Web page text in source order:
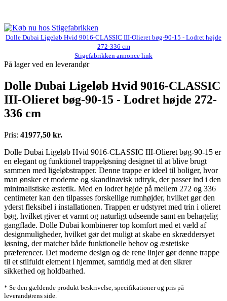
Dolle Dubai Ligeløb Hvid 9016-CLASSIC III-Olieret bøg-90-15 - Lodret højde
272-336 cm
Stigefabrikken annonce link
På lager ved en leverandør
Dolle Dubai Ligeløb Hvid 9016-CLASSIC
III-Olieret bøg-90-15 - Lodret højde 272-
336 cm
Pris: 41977,50 kr.
Dolle Dubai Ligeløb Hvid 9016-CLASSIC III-Olieret bøg-90-15 er
en elegant og funktionel trappeløsning designet til at blive brugt
sammen med ligeløbstrapper. Denne trappe er ideel til boliger, hvor
man ønsker et moderne og skandinavisk udtryk, der passer ind i den
minimalistiske æstetik. Med en lodret højde på mellem 272 og 336
centimeter kan den tilpasses forskellige rumhøjder, hvilket gør den
yderst fleksibel i installationen. Trappen er udstyret med trin i olieret
bøg, hvilket giver et varmt og naturligt udseende samt en behagelig
gangflade. Dolle Dubai kombinerer top komfort med et væld af
designmuligheder, hvilket gør det muligt at skabe en skræddersyet
løsning, der matcher både funktionelle behov og æstetiske
præferencer. Det moderne design og de rene linjer gør denne trappe
til et stilfuldt element i hjemmet, samtidig med at den sikrer
sikkerhed og holdbarhed.
* Se den gældende produkt beskrivelse, specifikationer og pris på
leverandørens side.